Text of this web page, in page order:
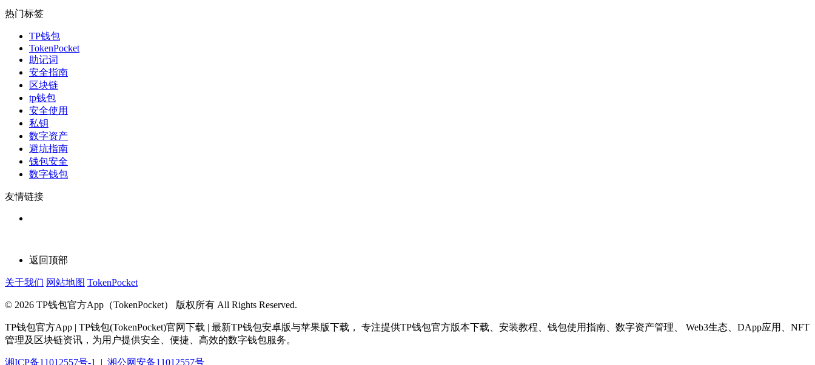
热门标签
TP钱包
TokenPocket
助记词
安全指南
区块链
tp钱包
安全使用
私钥
数字资产
避坑指南
钱包安全
数字钱包
友情链接
返回顶部
关于我们 网站地图 TokenPocket
© 2026 TP钱包官方App（TokenPocket） 版权所有 All Rights Reserved.
TP钱包官方App | TP钱包(TokenPocket)官网下载 | 最新TP钱包安卓版与苹果版下载， 专注提供TP钱包官方版本下载、安装教程、钱包使用指南、数字资产管理、 Web3生态、DApp应用、NFT
管理及区块链资讯，为用户提供安全、便捷、高效的数字钱包服务。
湘ICP备11012557号-1 | 湘公网安备11012557号